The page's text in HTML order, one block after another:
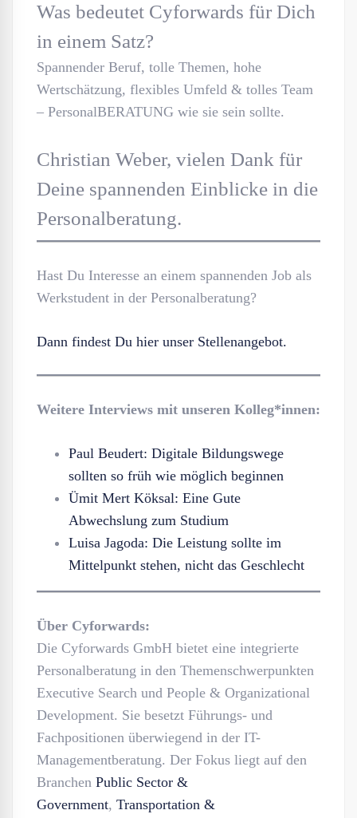
Was bedeutet Cyforwards für Dich
in einem Satz?
Spannender Beruf, tolle Themen, hohe
Wertschätzung, flexibles Umfeld & tolles Team
– PersonalBERATUNG wie sie sein sollte.
Christian Weber, vielen Dank für
Deine spannenden Einblicke in die
Personalberatung.
Hast Du Interesse an einem spannenden Job als
Werkstudent in der Personalberatung?
Dann findest Du hier unser Stellenangebot.
Weitere Interviews mit unseren Kolleg*innen:
Paul Beudert: Digitale Bildungswege
sollten so früh wie möglich beginnen
Ümit Mert Köksal: Eine Gute
Abwechslung zum Studium
Luisa Jagoda: Die Leistung sollte im
Mittelpunkt stehen, nicht das Geschlecht
Über Cyforwards:
Die Cyforwards GmbH bietet eine integrierte
Personalberatung in den Themenschwerpunkten
Executive Search und People & Organizational
Development. Sie besetzt Führungs- und
Fachpositionen überwiegend in der IT-
Managementberatung. Der Fokus liegt auf den
Branchen Public Sector &
Government, Transportation &